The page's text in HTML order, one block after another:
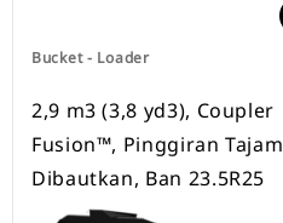
Bucket - Loader
2,9 m3 (3,8 yd3), Coupler
Fusion™, Pinggiran Tajam
Dibautkan, Ban 23.5R25